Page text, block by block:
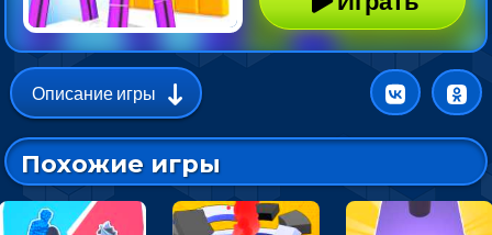
Описание игры
Похожие игры